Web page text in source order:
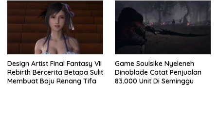
Design Artist Final Fantasy VII
Rebirth Bercerita Betapa Sulit
Membuat Baju Renang Tifa
Game Soulsike Nyeleneh
Dinoblade Catat Penjualan
83.000 Unit Di Seminggu